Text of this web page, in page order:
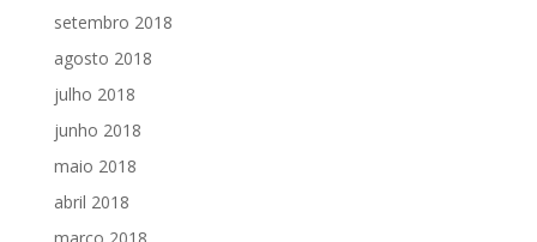
setembro 2018
agosto 2018
julho 2018
junho 2018
maio 2018
abril 2018